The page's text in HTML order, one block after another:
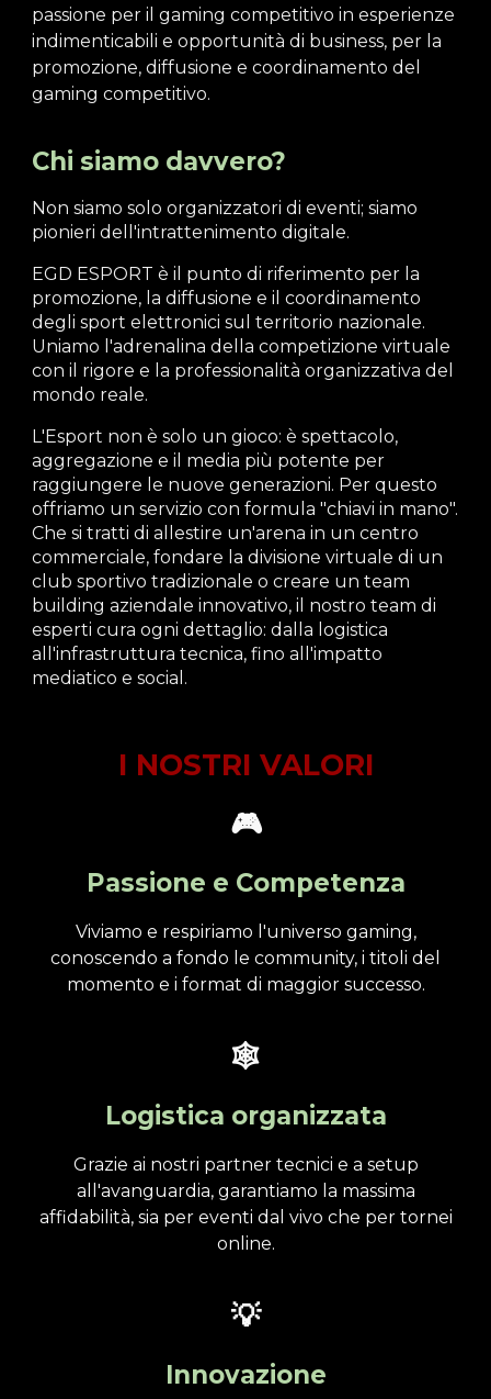
passione per il gaming competitivo in esperienze
indimenticabili e opportunità di business, per la
promozione, diffusione e coordinamento del
gaming competitivo.
Chi siamo davvero?
Non siamo solo organizzatori di eventi; siamo
pionieri dell'intrattenimento digitale.
EGD ESPORT è il punto di riferimento per la
promozione, la diffusione e il coordinamento
degli sport elettronici sul territorio nazionale.
Uniamo l'adrenalina della competizione virtuale
con il rigore e la professionalità organizzativa del
mondo reale.
L'Esport non è solo un gioco: è spettacolo,
aggregazione e il media più potente per
raggiungere le nuove generazioni. Per questo
offriamo un servizio con formula"chiavi in mano".
Che si tratti di allestire un'arena in un centro
commerciale, fondare la divisione virtuale di un
club sportivo tradizionale o creare un team
building aziendale innovativo, il nostro team di
esperti cura ogni dettaglio: dalla logistica
all'infrastruttura tecnica, fino all'impatto
mediatico e social.
I NOSTRI VALORI
🎮
Passione e Competenza
Viviamo e respiriamo l'universo gaming,
conoscendo a fondo le community, i titoli del
momento e i format di maggior successo.
🕸️
Logistica organizzata
Grazie ai nostri partner tecnici e a setup
all'avanguardia, garantiamo la massima
affidabilità, sia per eventi dal vivo che per tornei
online.
💡
Innovazione